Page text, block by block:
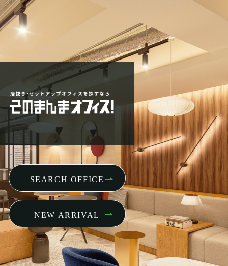
SEARCH OFFICE
NEW ARRIVAL